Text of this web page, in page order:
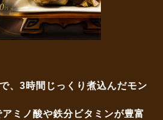
、3時間じっくり煮込んだモン
ミノ酸や鉄分ビタミンが豊富